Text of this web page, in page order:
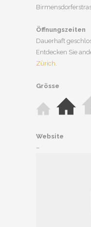
Öffnungszeiten
Dauerhaft
Entdecken Sie
Zürich.
Grösse
Website
–